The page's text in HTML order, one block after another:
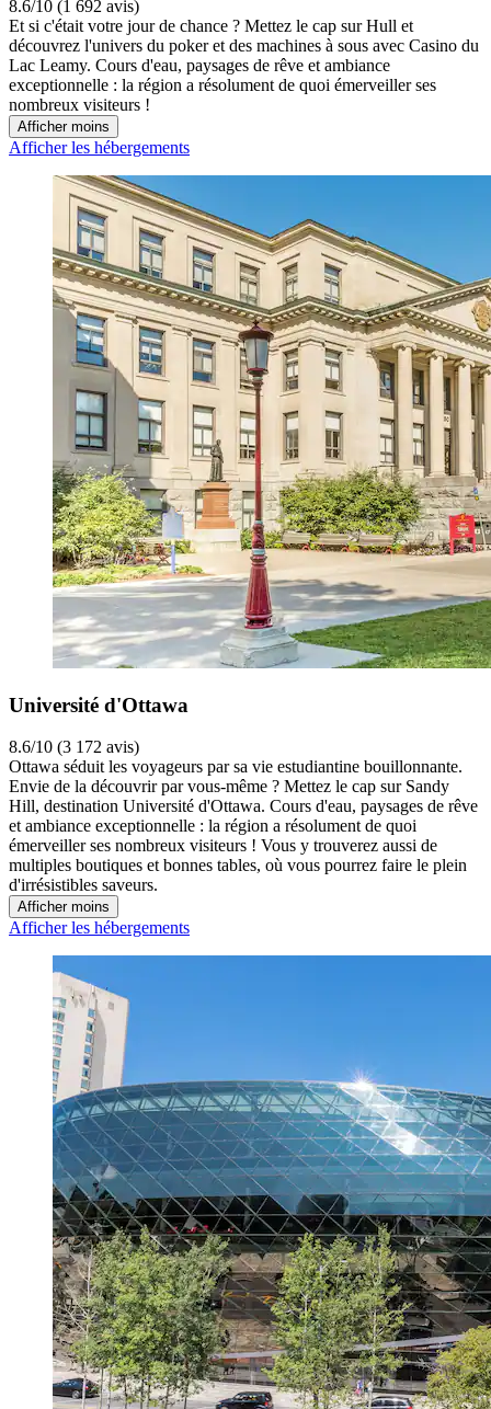
8.6/10 (1 692 avis)
Et si c'était votre jour de chance ? Mettez le cap sur Hull et
découvrez l'univers du poker et des machines à sous avec Casino du
Lac Leamy. Cours d'eau, paysages de rêve et ambiance
exceptionnelle : la région a résolument de quoi émerveiller ses
nombreux visiteurs !
Afficher moins
Afficher les hébergements
Université d'Ottawa
8.6/10 (3 172 avis)
Ottawa séduit les voyageurs par sa vie estudiantine bouillonnante.
Envie de la découvrir par vous-même ? Mettez le cap sur Sandy
Hill, destination Université d'Ottawa. Cours d'eau, paysages de rêve
et ambiance exceptionnelle : la région a résolument de quoi
émerveiller ses nombreux visiteurs ! Vous y trouverez aussi de
multiples boutiques et bonnes tables, où vous pourrez faire le plein
d'irrésistibles saveurs.
Afficher moins
Afficher les hébergements